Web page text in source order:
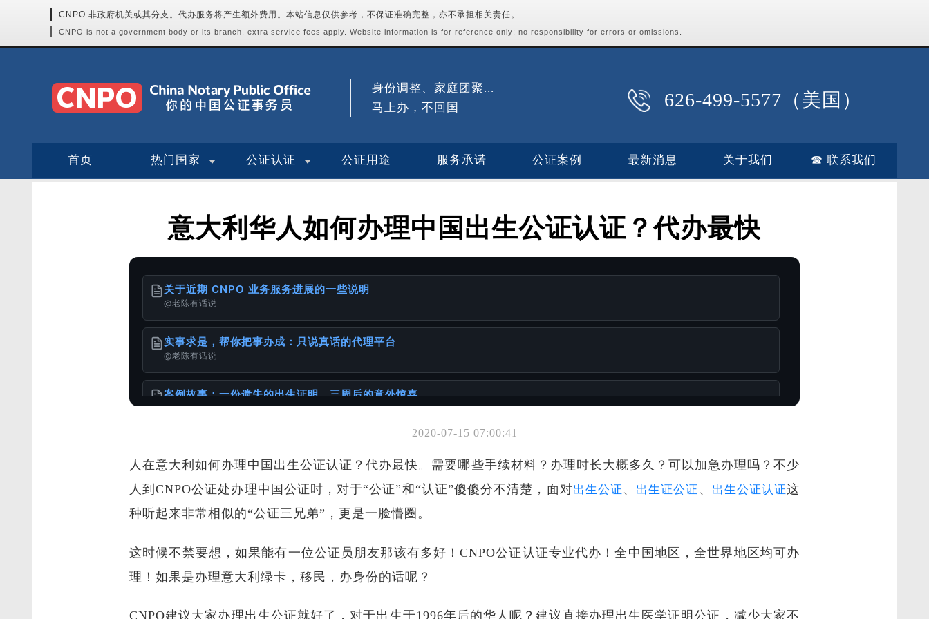
CNPO 非政府机关或其分支。代办服务将产生额外费用。本站信息仅供参考，不保证准确完整，亦不承担相关责任。
CNPO is not a government body or its branch. extra service fees apply. Website information is for reference only; no responsibility for errors or omissions.
626-499-5577（美国）
身份调整、家庭团聚...
马上办，不回国
首页 热门国家 公证认证 公证用途 服务承诺 公证案例 最新消息 关于我们 ☎ 联系我们
意大利华人如何办理中国出生公证认证？代办最快
关于近期 CNPO 业务服务进展的一些说明
@老陈有话说
实事求是，帮你把事办成：只说真话的代理平台
@老陈有话说
案例故事：一份遗失的出生证明，三周后的意外惊喜
@老陈有话说
你可能也喜欢
1949年以前出生老人相关文件办理的挑战与建议
@老陈有话说
“Apostille”中文译名的演变
服务使用说明书
2020-07-15 07:00:41
人在意大利如何办理中国出生公证认证？代办最快。需要哪些手续材料？办理时长大概多久？可以加急办理吗？不少
人到CNPO公证处办理中国公证时，对于“公证”和“认证”傻傻分不清楚，面对出生公证 、 出生证公证 、 出生公证认证这
种听起来非常相似的“公证三兄弟”，更是一脸懵圈。
这时候不禁要想，如果能有一位公证员朋友那该有多好！CNPO公证认证专业代办！全中国地区，全世界地区均可办
理！如果是办理意大利绿卡，移民，办身份的话呢？
CNPO建议大家办理出生公证就好了，对于出生于1996年后的华人呢？建议直接办理出生医学证明公证，减少大家不